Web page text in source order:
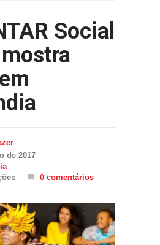
Social
de 2017
0 comentários